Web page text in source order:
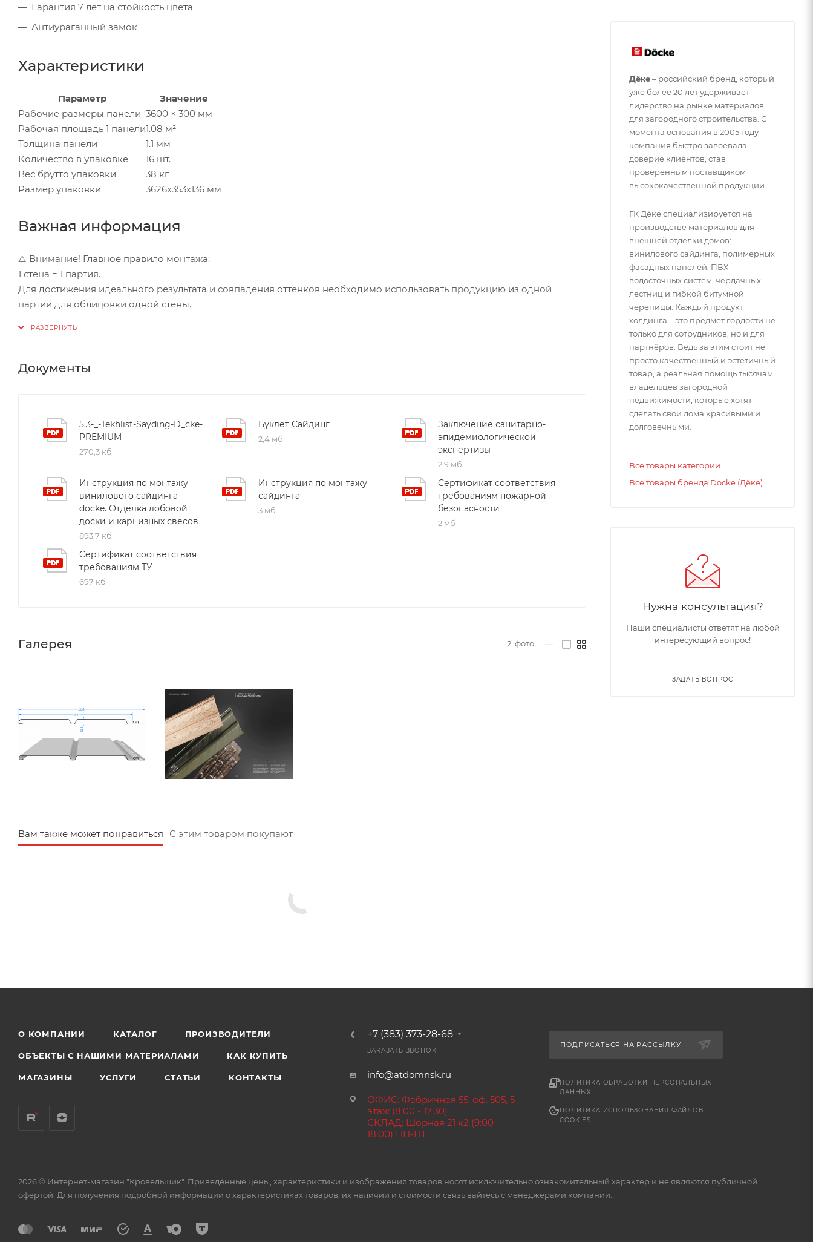
Гарантия 7 лет на стойкость цвета
Антиураганный замок
Характеристики
Параметр
Значение
Рабочие размеры панели 3600 × 300 мм
Рабочая площадь 1 панели1.08 м²
Толщина панели
1.1 мм
Количество в упаковке
16 шт.
Вес брутто упаковки
38 кг
Размер упаковки
3626х353х136 мм
Важная информация
⚠️ Внимание! Главное правило монтажа:
1 стена = 1 партия.
Для достижения идеального результата и совпадения оттенков необходимо использовать продукцию из одной
партии для облицовки одной стены.
Документы
5.3-_-Tekhlist-Sayding-D_cke-
PREMIUM
270,3 кб
Буклет Сайдинг
2,4 мб
Заключение санитарно-
эпидемиологической
экспертизы
2,9 мб
Инструкция по монтажу
винилового сайдинга
docke. Отделка лобовой
доски и карнизных свесов
893,7 кб
Инструкция по монтажу
сайдинга
3 мб
Сертификат соответствия
требованиям пожарной
безопасности
2 мб
Сертификат соответствия
требованиям ТУ
697 кб
Галерея 2 фото
Вам также может понравиться С этим товаром покупают
Дёке– российский бренд, который
уже более 20 лет удерживает
лидерство на рынке материалов
для загородного строительства. С
момента основания в 2005 году
компания быстро завоевала
доверие клиентов, став
проверенным поставщиком
высококачественной продукции.
ГК Дёке специализируется на
производстве материалов для
внешней отделки домов:
винилового сайдинга, полимерных
фасадных панелей, ПВХ-
водосточных систем, чердачных
лестниц и гибкой битумной
черепицы. Каждый продукт
холдинга – это предмет гордости не
только для сотрудников, но и для
партнёров. Ведь за этим стоит не
просто качественный и эстетичный
товар, а реальная помощь тысячам
владельцев загородной
недвижимости, которые хотят
сделать свои дома красивыми и
долговечными.
Все товары категории
Все товары бренда Docke (Дёке)
Нужна консультация?
Наши специалисты ответят на любой
интересующий вопрос!
ЗАДАТЬ ВОПРОС
О КОМПАНИИ КАТАЛОГ ПРОИЗВОДИТЕЛИ
ОБЪЕКТЫ С НАШИМИ МАТЕРИАЛАМИ КАК КУПИТЬ
МАГАЗИНЫ УСЛУГИ СТАТЬИ КОНТАКТЫ
+7 (383) 373-28-68
ЗАКАЗАТЬ ЗВОНОК
info@atdomnsk.ru
ОФИС: Фабричная 55, оф. 505, 5
этаж (8:00 - 17:30)
СКЛАД: Шорная 21 к2 (9:00 -
18:00) ПН-ПТ
ПОДПИСАТЬСЯ НА РАССЫЛКУ
ПОЛИТИКА ОБРАБОТКИ ПЕРСОНАЛЬНЫХ
ДАННЫХ
ПОЛИТИКА ИСПОЛЬЗОВАНИЯ ФАЙЛОВ
COOKIES
2026 © Интернет-магазин "Кровельщик". Приведённые цены, характеристики и изображения товаров носят исключительно ознакомительный характер и не являются публичной
офертой. Для получения подробной информации о характеристиках товаров, их наличии и стоимости связывайтесь с менеджерами компании.